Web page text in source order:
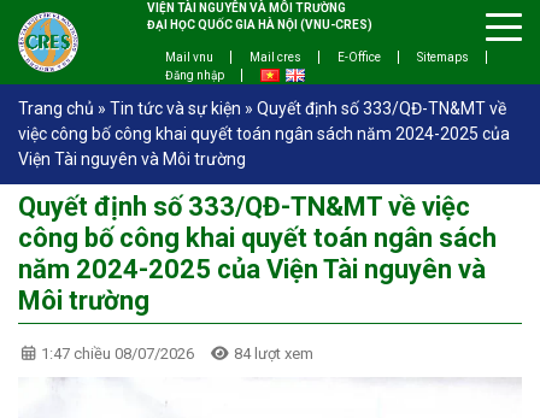
VIỆN TÀI NGUYÊN VÀ MÔI TRƯỜNG
ĐẠI HỌC QUỐC GIA HÀ NỘI (VNU-CRES)
Mail vnu Mail cres E-Office
Sitemaps
Đăng nhập
Trang chủ » Tin tức và sự kiện » Quyết định số 333/QĐ-TN&MT về
việc công bố công khai quyết toán ngân sách năm 2024-2025 của
Viện Tài nguyên và Môi trường
Quyết định số 333/QĐ-TN&MT về việc
công bố công khai quyết toán ngân sách
năm 2024-2025 của Viện Tài nguyên và
Môi trường
1:47 chiều 08/07/2026 84 lượt xem